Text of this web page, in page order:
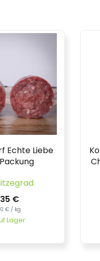
Echte Liebe
€
€ / kg
Lager